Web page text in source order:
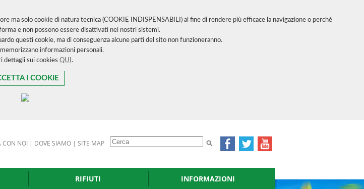
CON NOI | DOVE SIAMO | SITE MAP
solo cookie di natura tecnica (COOKIE INDISPENSABILI) al fine di rendere più efficace la navigazione o perché
e non possono essere disattivati nei nostri sistemi.
questi cookie, ma di conseguenza alcune parti del sito non funzioneranno.
informazioni personali.
dettagli sui cookies QUI .
I COOKIE
RIFIUTI INFORMAZIONI